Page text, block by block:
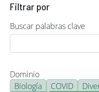
Filtrar por
Buscar palabras clave
Dominio
Biología
COVID